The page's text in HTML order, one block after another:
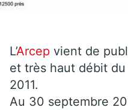
L’Arcep vient de
et très haut débit
2011.
Au 30 septembre